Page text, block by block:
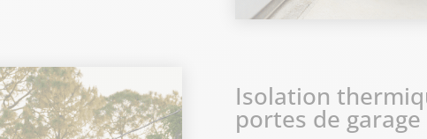
Isolation
portes de garage